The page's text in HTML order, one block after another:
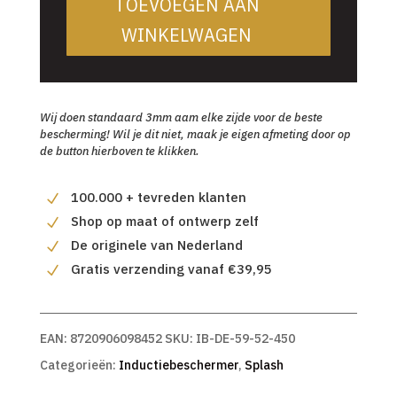
TOEVOEGEN AAN
WINKELWAGEN
Wij doen standaard 3mm aam elke zijde voor de beste
bescherming! Wil je dit niet, maak je eigen afmeting door op
de button hierboven te klikken.
100.000 + tevreden klanten
Shop op maat of ontwerp zelf
De originele van Nederland
Gratis verzending vanaf €39,95
EAN: 8720906098452 SKU: IB-DE-59-52-450
Categorieën: Inductiebeschermer, Splash